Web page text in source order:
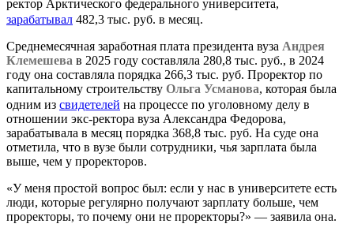
ректор Арктического федерального университета,
зарабатывал 482,3 тыс. руб. в месяц.
Среднемесячная заработная плата президента вуза Андрея
Клемешева в 2025 году составляла 280,8 тыс. руб., в 2024
году она составляла порядка 266,3 тыс. руб. Проректор по
капитальному строительству Ольга Усманова, которая была
одним из свидетелей на процессе по уголовному делу в
отношении экс-ректора вуза Александра Федорова,
зарабатывала в месяц порядка 368,8 тыс. руб. На суде она
отметила, что в вузе были сотрудники, чья зарплата была
выше, чем у проректоров.
«У меня простой вопрос был: если у нас в университете есть
люди, которые регулярно получают зарплату больше, чем
проректоры, то почему они не проректоры?» — заявила она.